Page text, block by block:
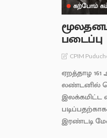
கற்போம்
படைப்பு
CPIM
ஏறத்தாழ
லண்டனில்
இலக்கமிட்ட
இரண்டடி